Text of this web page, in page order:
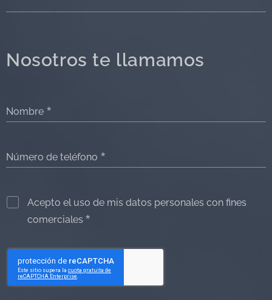
Nosotros te llamamos
Nombre
Número de teléfono
Acepto el uso de mis datos personales con fines
comerciales